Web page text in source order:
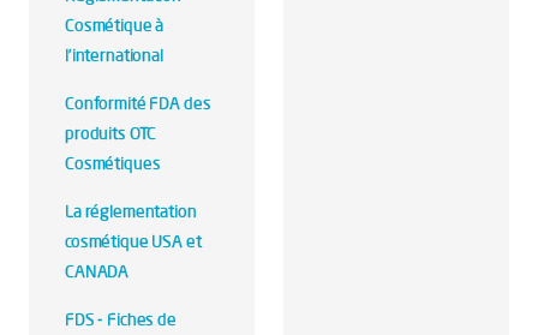
Cosmétique à
l’international
Conformité FDA des
produits OTC
Cosmétiques
La réglementation
cosmétique USA et
CANADA
FDS - Fiches de